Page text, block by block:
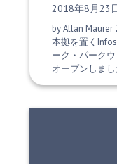
発行日:
2018年8月23
by Allan
本拠を置く
ーク・パーク
オープンしまし